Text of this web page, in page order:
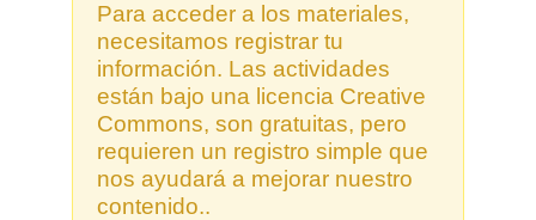
Para acceder a los materiales,
necesitamos registrar tu
información. Las actividades
están bajo una licencia Creative
Commons, son gratuitas, pero
requieren un registro simple que
nos ayudará a mejorar nuestro
contenido..